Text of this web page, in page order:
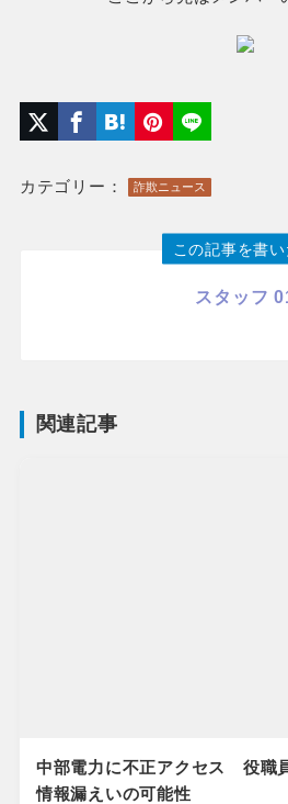
カテゴリー： 詐欺ニュース
この記事を書い
スタッフ
関連記事
中部電力に不正アクセス 役職
情報漏えいの可能性